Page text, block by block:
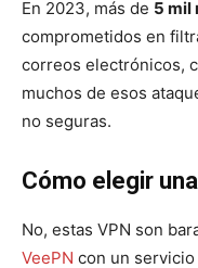
En 2023, más de 5 mil
comprometidos en
correos electrónicos,
muchos de esos
no seguras.
Cómo elegir
No, estas VPN son
VeePN con un